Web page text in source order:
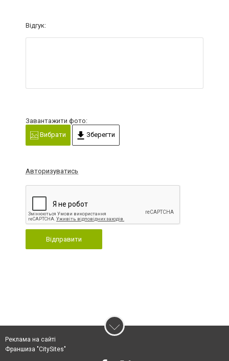
Відгук:
Завантажити фото:
Вибрати
Зберегти
Авторизуватись
Відправити
Реклама на сайті
Франшиза "CitySites"